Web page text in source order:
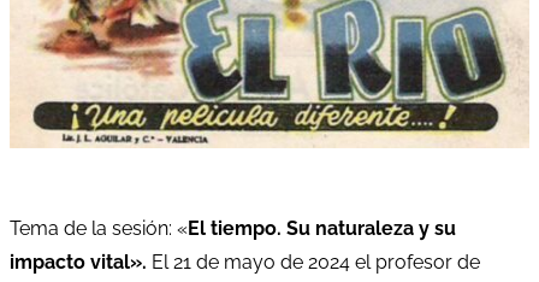
Tema de la sesión: «El tiempo. Su naturaleza y su
impacto vital». El 21 de mayo de 2024 el profesor de